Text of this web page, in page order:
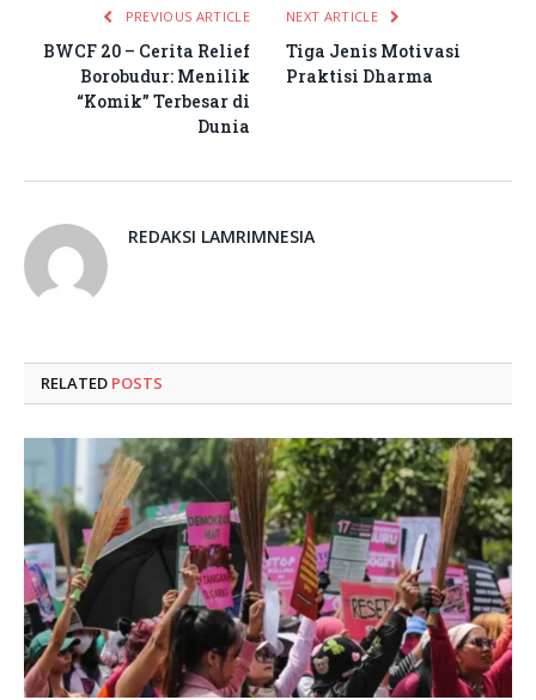
PREVIOUS ARTICLE
BWCF 20 – Cerita Relief
Borobudur: Menilik
“Komik” Terbesar di
Dunia
NEXT ARTICLE
Tiga Jenis Motivasi
Praktisi Dharma
REDAKSI LAMRIMNESIA
RELATED POSTS